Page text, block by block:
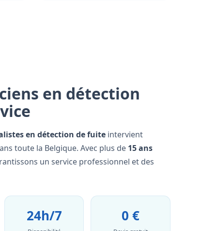
en détection
en détection de fuite intervient
toute la Belgique. Avec plus de 15 ans
un service professionnel et des
24h/7 0 €